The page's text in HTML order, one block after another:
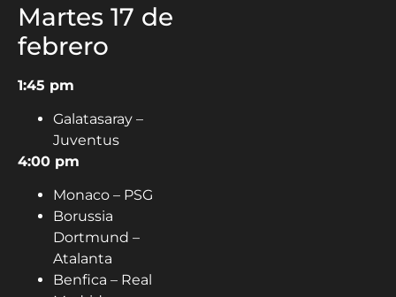
Martes 17 de
febrero
1:45 pm
Galatasaray –
Juventus
4:00 pm
Monaco – PSG
Borussia
Dortmund –
Atalanta
Benfica – Real